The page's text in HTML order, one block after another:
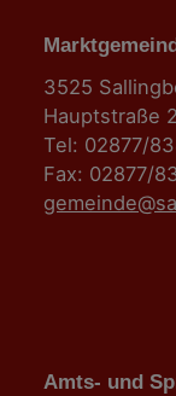
3525
Hauptstraße
Tel: 02877/
Fax: 02877/
Amts- und